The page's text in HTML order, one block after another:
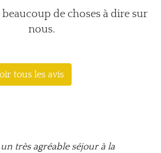
de choses à dire sur
nous.
tous les avis
un très agréable séjour à la